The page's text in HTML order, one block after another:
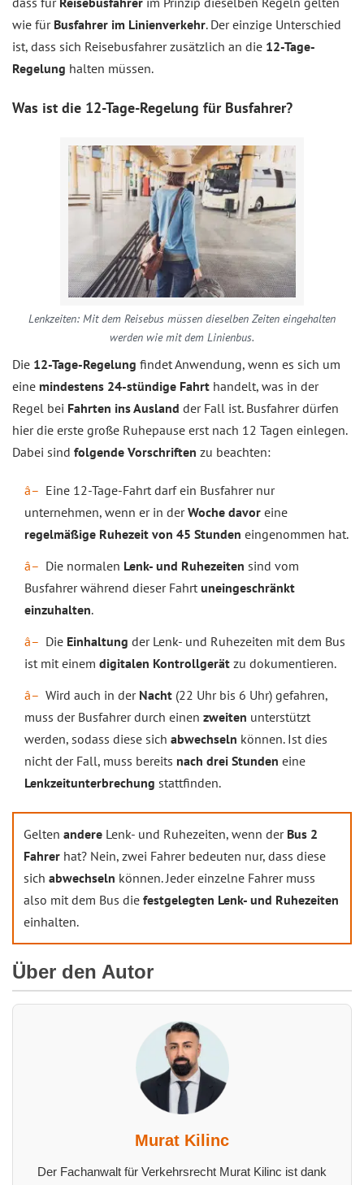
wie für Busfahrer im Linienverkehr. Der einzige Unterschied
ist, dass sich Reisebusfahrer zusätzlich an die 12-Tage-
Regelung halten müssen.
Was ist die 12-Tage-Regelung für Busfahrer?
Lenkzeiten: Mit dem Reisebus müssen dieselben Zeiten eingehalten
werden wie mit dem Linienbus.
Die 12-Tage-Regelung findet Anwendung, wenn es sich um
eine mindestens 24-stündige Fahrt handelt, was in der
Regel bei Fahrten ins Ausland der Fall ist. Busfahrer dürfen
hier die erste große Ruhepause erst nach 12 Tagen einlegen.
Dabei sind folgende Vorschriften zu beachten:
Eine 12-Tage-Fahrt darf ein Busfahrer nur
unternehmen, wenn er in derWoche davor eine
regelmäßige Ruhezeit von 45 Stunden eingenommen hat.
Die normalen Lenk- und Ruhezeiten sind vom
Busfahrer während dieser Fahrt uneingeschränkt
einzuhalten.
Die Einhaltung der Lenk- und Ruhezeiten mit dem Bus
ist mit einem digitalen Kontrollgerät zu dokumentieren.
Wird auch in der Nacht (22 Uhr bis 6 Uhr) gefahren,
muss der Busfahrer durch einen zweiten unterstützt
werden, sodass diese sich abwechseln können. Ist dies
nicht der Fall, muss bereits nach drei Stunden eine
Lenkzeitunterbrechung stattfinden.
Gelten andere Lenk- und Ruhezeiten, wenn der Bus 2
Fahrer hat? Nein, zwei Fahrer bedeuten nur, dass diese
sich abwechseln können. Jeder einzelne Fahrer muss
also mit dem Bus die festgelegten Lenk- und Ruhezeiten
einhalten.
Über den Autor
Murat Kilinc
Der Fachanwalt für Verkehrsrecht Murat Kilinc ist dank